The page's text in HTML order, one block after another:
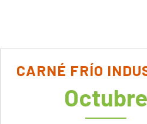
CARNÉ FRÍO
Octubre